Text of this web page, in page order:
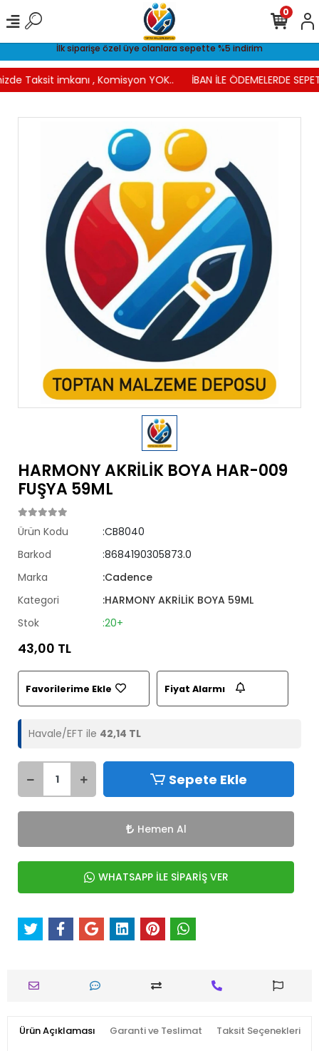
İlk siparişe özel üye olanlara sepette %5 indirim
Taksit imkanı , Komisyon YOK.. İBAN İLE ÖDEMELERDE
0
HARMONY AKRİLİK BOYA HAR-009
FUŞYA 59ML
Ürün Kodu
:CB8040
Barkod
:8684190305873.0
Marka
:Cadence
Kategori
:HARMONY AKRİLİK BOYA 59ML
Stok
:20+
43,00 TL
Favorilerime Ekle Fiyat Alarmı
Havale/EFT ile 42,14 TL
Sepete Ekle
Hemen Al
WHATSAPP İLE SİPARİŞ VER
Ürün Açıklaması Garanti ve Teslimat Taksit Seçenekleri